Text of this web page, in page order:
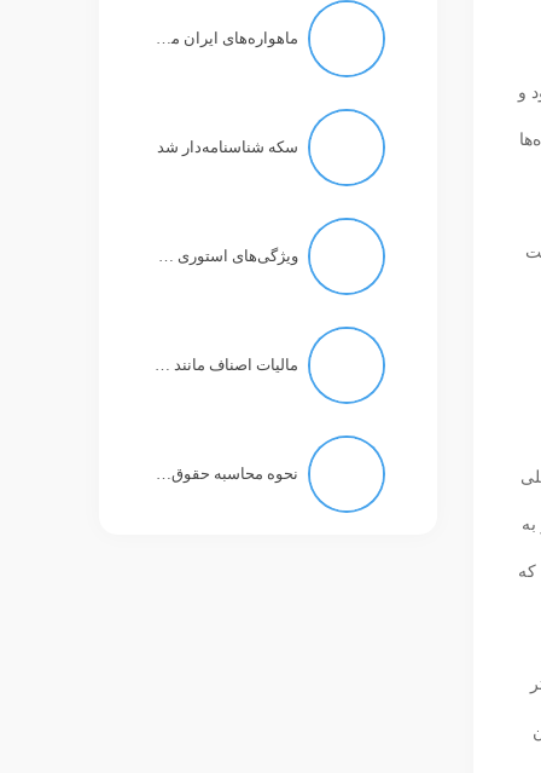
و
که
ماهواره‌های ایران می‌توانند تصاویر رنگی با دقت یک متر بگیرند
سکه شناسنامه‌دار شد
ویژگی‌های استوری در تلگرام چه خواهد بود؟
مالیات اصناف مانند مالیات کارمند با حقوق ۱۱ میلیون تومان است!
نحوه محاسبه حقوق بازنشستگان تغییر نکرد